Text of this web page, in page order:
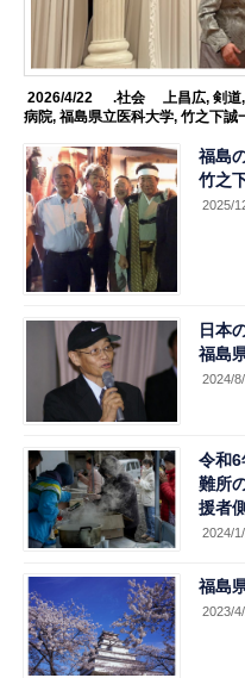
2026/4/22 .社会 上昌広, 剣道,
病院,福島県立医科大学,竹之下誠
福島
竹之
2025/
日本
福島
2024/
令和6
難所
援者
2024/
福島
2023/